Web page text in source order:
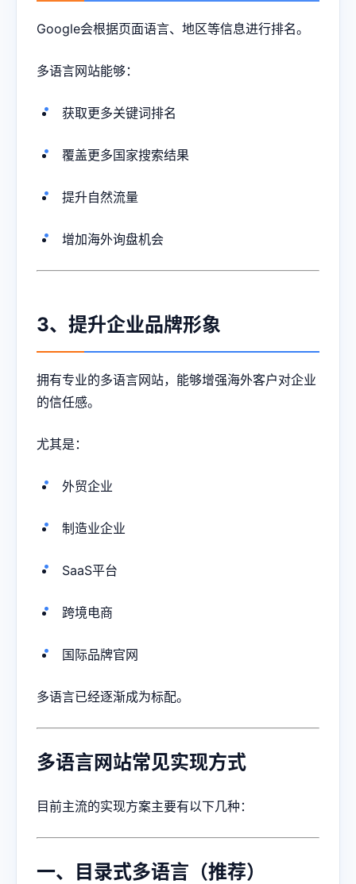
Google会根据页面语言、地区等信息进行排名。
多语言网站能够：
获取更多关键词排名
覆盖更多国家搜索结果
提升自然流量
增加海外询盘机会
3、提升企业品牌形象
拥有专业的多语言网站，能够增强海外客户对企业
的信任感。
尤其是：
外贸企业
制造业企业
SaaS平台
跨境电商
国际品牌官网
多语言已经逐渐成为标配。
多语言网站常见实现方式
目前主流的实现方案主要有以下几种：
一、目录式多语言（推荐）